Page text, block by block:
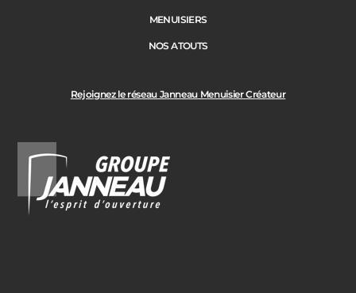
Rejoignez le réseau Janneau Menuisier Créateur
MENUISIERS
NOS ATOUTS